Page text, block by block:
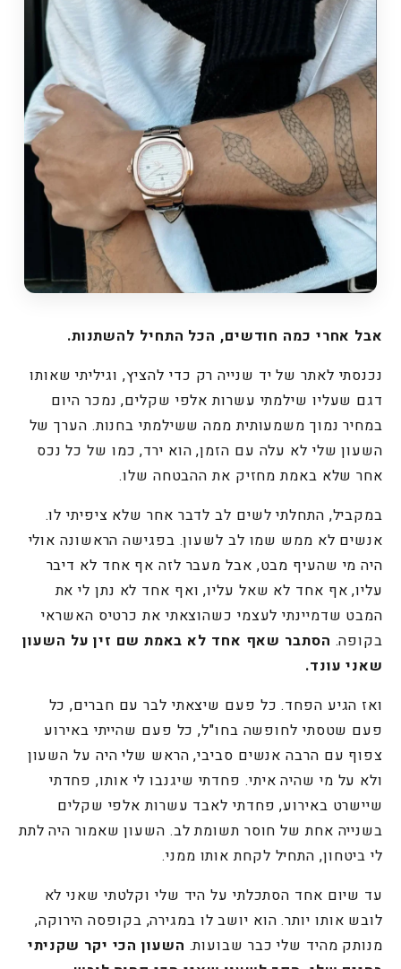
אבל אחרי כמה חודשים, הכל התחיל להשתנות.
נכנסתי לאתר של יד שנייה רק כדי להציץ, וגיליתי שאותו
דגם שעליו שילמתי עשרות אלפי שקלים, נמכר היום
במחיר נמוך משמעותית ממה ששילמתי בחנות. הערך של
השעון שלי לא עלה עם הזמן, הוא ירד, כמו של כל נכס
אחר שלא באמת מחזיק את ההבטחה שלו.
במקביל, התחלתי לשים לב לדבר אחר שלא ציפיתי לו.
אנשים לא ממש שמו לב לשעון. בפגישה הראשונה אולי
היה מי שהעיף מבט, אבל מעבר לזה אף אחד לא דיבר
עליו, אף אחד לא שאל עליו, ואף אחד לא נתן לי את
המבט שדמיינתי לעצמי כשהוצאתי את כרטיס האשראי
בקופה. הסתבר שאף אחד לא באמת שם זין על השעון
שאני עונד.
ואז הגיע הפחד. כל פעם שיצאתי לבר עם חברים, כל
פעם שטסתי לחופשה בחו"ל, כל פעם שהייתי באירוע
צפוף עם הרבה אנשים סביבי, הראש שלי היה על השעון
ולא על מי שהיה איתי. פחדתי שיגנבו לי אותו, פחדתי
שיישרט באירוע, פחדתי לאבד עשרות אלפי שקלים
בשנייה אחת של חוסר תשומת לב. השעון שאמור היה לתת
לי ביטחון, התחיל לקחת אותו ממני.
עד שיום אחד הסתכלתי על היד שלי וקלטתי שאני לא
לובש אותו יותר. הוא יושב לו במגירה, בקופסה הירוקה,
מנותק מהיד שלי כבר שבועות. השעון הכי יקר שקניתי